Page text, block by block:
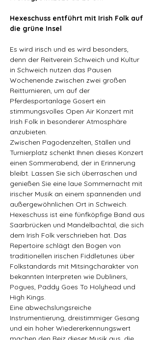
Hexeschuss entführt mit Irish Folk auf
die grüne Insel
Es wird irisch und es wird besonders,
denn der Reitverein Schweich und Kultur
in Schweich nutzen das Pausen
Wochenende zwischen zwei großen
Reitturnieren, um auf der
Pferdesportanlage Gosert ein
stimmungsvolles Open Air Konzert mit
Irish Folk in besonderer Atmosphäre
anzubieten.
Zwischen Pagodenzelten, Ställen und
Turnierplatz schenkt Ihnen dieses Konzert
einen Sommerabend, der in Erinnerung
bleibt. Lassen Sie sich überraschen und
genießen Sie eine laue Sommernacht mit
irischer Musik an einem spannenden und
außergewöhnlichen Ort in Schweich.
Hexeschuss ist eine fünfköpfige Band aus
Saarbrücken und Mandelbachtal, die sich
dem Irish Folk verschrieben hat. Das
Repertoire schlägt den Bogen von
traditionellen irischen Fiddletunes über
Folkstandards mit Mitsingcharakter von
bekannten Interpreten wie Dubliners,
Pogues, Paddy Goes To Holyhead und
High Kings.
Eine abwechslungsreiche
Instrumentierung, dreistimmiger Gesang
und ein hoher Wiedererkennungswert